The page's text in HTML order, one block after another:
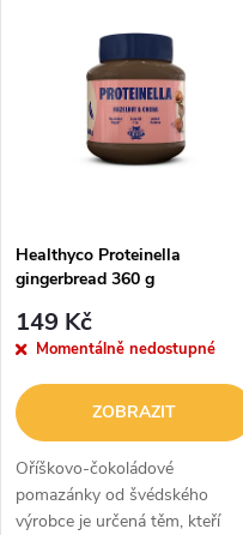
Healthyco Proteinella
gingerbread 360 g
149 Kč
Momentálně nedostupné
ZOBRAZIT
Oříškovo-čokoládové
pomazánky od švédského
výrobce je určená těm, kteří